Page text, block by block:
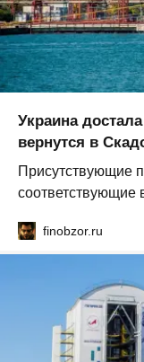
Украина
вернутся в
Присутствующие
соответствующие
finobzor.ru